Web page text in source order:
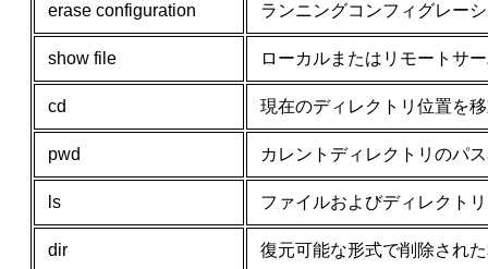
erase configuration ランニングコンフィグレー
show file ローカルまたはリモートサ
cd 現在のディレクトリ位置を
pwd カレントディレクトリのパ
ls ファイルおよびディレクト
dir 復元可能な形式で削除され